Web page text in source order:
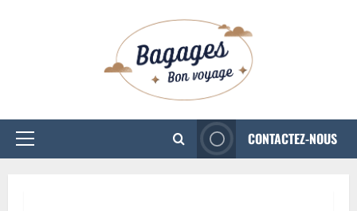
Menu
CONTACTEZ-NOUS